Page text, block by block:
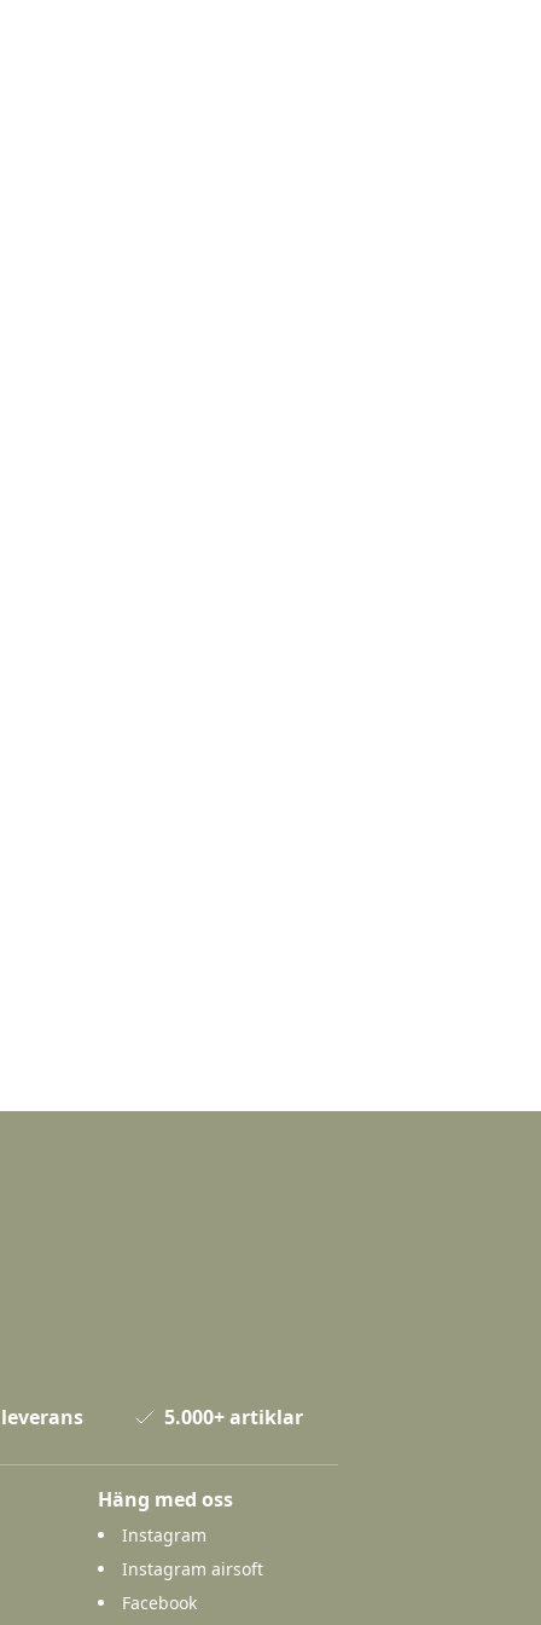
5.000+ artiklar
Häng med oss
Instagram
Instagram airsoft
Facebook